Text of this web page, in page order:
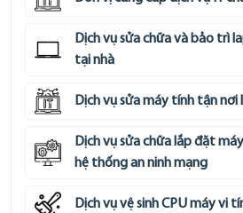
Dịch vụ sửa chữa và bảo trì
tại nhà
Dịch vụ sửa máy tính tận nơi
Dịch vụ sửa chữa lắp đặt
hệ thống an ninh mạng
Dịch vụ vệ sinh CPU máy vi